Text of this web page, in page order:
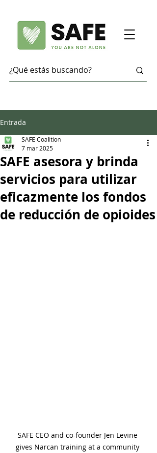
Entrada
SAFE asesora y brinda
servicios para utilizar
eficazmente los fondos
de reducción de opioides
SAFE Coalition
7 mar 2025
SAFE CEO and co-founder Jen Levine
gives Narcan training at a community